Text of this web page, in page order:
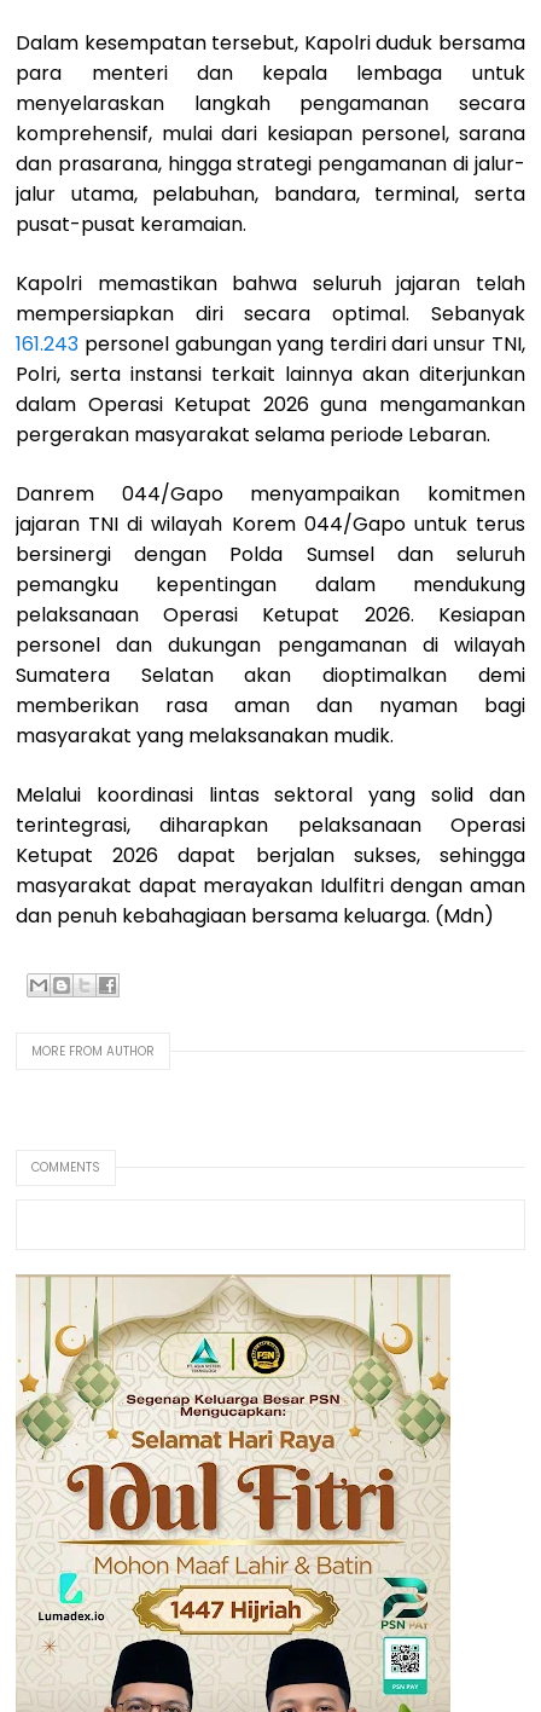
Dalam kesempatan tersebut, Kapolri duduk bersama
para menteri dan kepala lembaga untuk
menyelaraskan langkah pengamanan secara
komprehensif, mulai dari kesiapan personel, sarana
dan prasarana, hingga strategi pengamanan di jalur-
jalur utama, pelabuhan, bandara, terminal, serta
pusat-pusat keramaian.
Kapolri memastikan bahwa seluruh jajaran telah
mempersiapkan diri secara optimal. Sebanyak
161.243 personel gabungan yang terdiri dari unsur TNI,
Polri, serta instansi terkait lainnya akan diterjunkan
dalam Operasi Ketupat 2026 guna mengamankan
pergerakan masyarakat selama periode Lebaran.
Danrem 044/Gapo menyampaikan komitmen
jajaran TNI di wilayah Korem 044/Gapo untuk terus
bersinergi dengan Polda Sumsel dan seluruh
pemangku kepentingan dalam mendukung
pelaksanaan Operasi Ketupat 2026. Kesiapan
personel dan dukungan pengamanan di wilayah
Sumatera Selatan akan dioptimalkan demi
memberikan rasa aman dan nyaman bagi
masyarakat yang melaksanakan mudik.
Melalui koordinasi lintas sektoral yang solid dan
terintegrasi, diharapkan pelaksanaan Operasi
Ketupat 2026 dapat berjalan sukses, sehingga
masyarakat dapat merayakan Idulfitri dengan aman
dan penuh kebahagiaan bersama keluarga. (Mdn)
MORE FROM AUTHOR
COMMENTS